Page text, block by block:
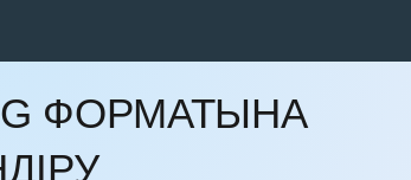
ФОРМАТЫНА